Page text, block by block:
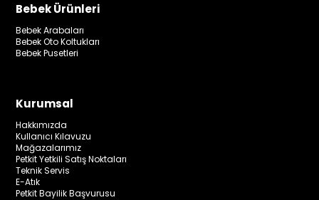
Bebek Ürünleri
Bebek Arabaları
Bebek Oto Koltukları
Bebek Pusetleri
Kurumsal
Hakkımızda
Kullanıcı Kılavuzu
Mağazalarımız
Petkit Yetkili Satış Noktaları
Teknik Servis
E-Atık
Petkit Bayilik Başvurusu